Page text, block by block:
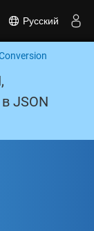
Русский
JSON